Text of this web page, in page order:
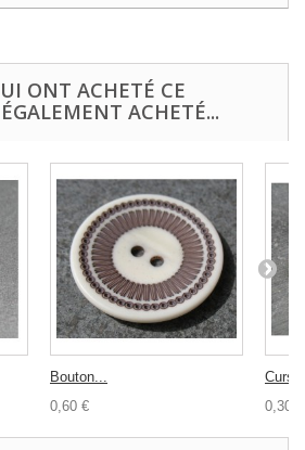
ONT ACHETÉ CE
ACHETÉ...
Bouton...
0,60 €
0,30 €